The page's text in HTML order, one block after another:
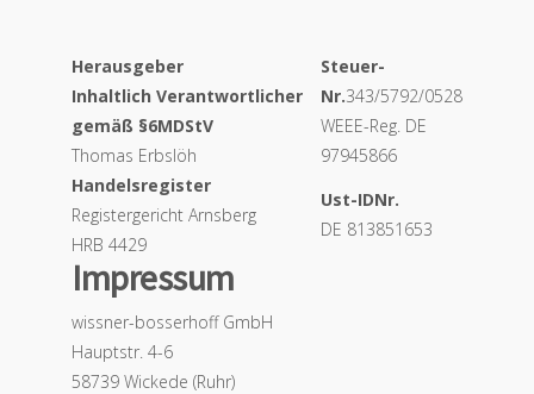
Herausgeber
Inhaltlich Verantwortlicher
gemäß §6MDStV
Thomas Erbslöh
Steuer-
Nr.343/5792/0528
WEEE-Reg. DE
97945866
Handelsregister
Registergericht Arnsberg
HRB 4429
Ust-IDNr.
DE 813851653
Impressum
wissner-bosserhoff GmbH
Hauptstr. 4-6
58739 Wickede (Ruhr)